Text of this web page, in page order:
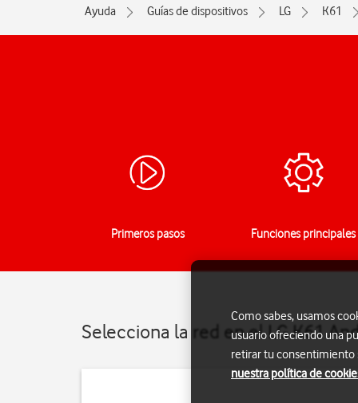
Ayuda Guías de dispositivos LG K61
Primeros pasos Funciones principales
Selecciona la red en el LG K61
Como sabes, usamos
usuario ofreciendo una
retirar tu consentimiento
nuestra política de